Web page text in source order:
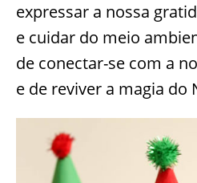
expressar a nossa
e cuidar do meio
de conectar-se com a
e de reviver a magia do